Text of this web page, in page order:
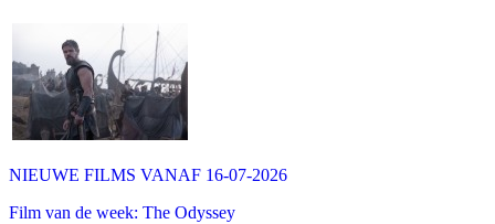
NIEUWE FILMS VANAF 16-07-2026
Film van de week: The Odyssey